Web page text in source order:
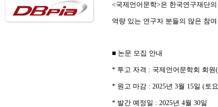
<국제언어문학>은 한국연구재단
역량 있는 연구자 분들의 많은 참
■ 논문 모집 안내
* 투고 자격 : 국제언어문학회 회
* 원고 마감 : 2025년 3월 15일 (토
* 발간 예정일 : 2025년 4월 30일